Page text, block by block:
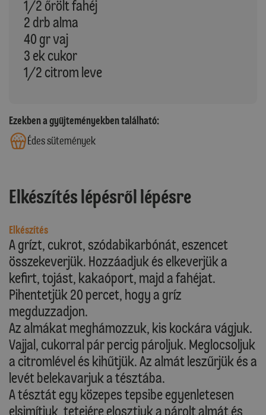
1/2 őrölt fahéj
2 drb alma
40 gr vaj
3 ek cukor
1/2 citrom leve
Ezekben a gyűjteményekben található:
Édes sütemények
Elkészítés lépésről lépésre
Elkészítés
A grízt, cukrot, szódabikarbónát, eszencet
összekeverjük. Hozzáadjuk és elkeverjük a
kefirt, tojást, kakaóport, majd a fahéjat.
Pihentetjük 20 percet, hogy a gríz
megduzzadjon.
Az almákat meghámozzuk, kis kockára vágjuk.
Vajjal, cukorral pár percig pároljuk. Meglocsoljuk
a citromlével és kihűtjük. Az almát leszűrjük és a
levét belekavarjuk a tésztába.
A tésztát egy közepes tepsibe egyenletesen
elsimítjuk, tetejére elosztjuk a párolt almát és